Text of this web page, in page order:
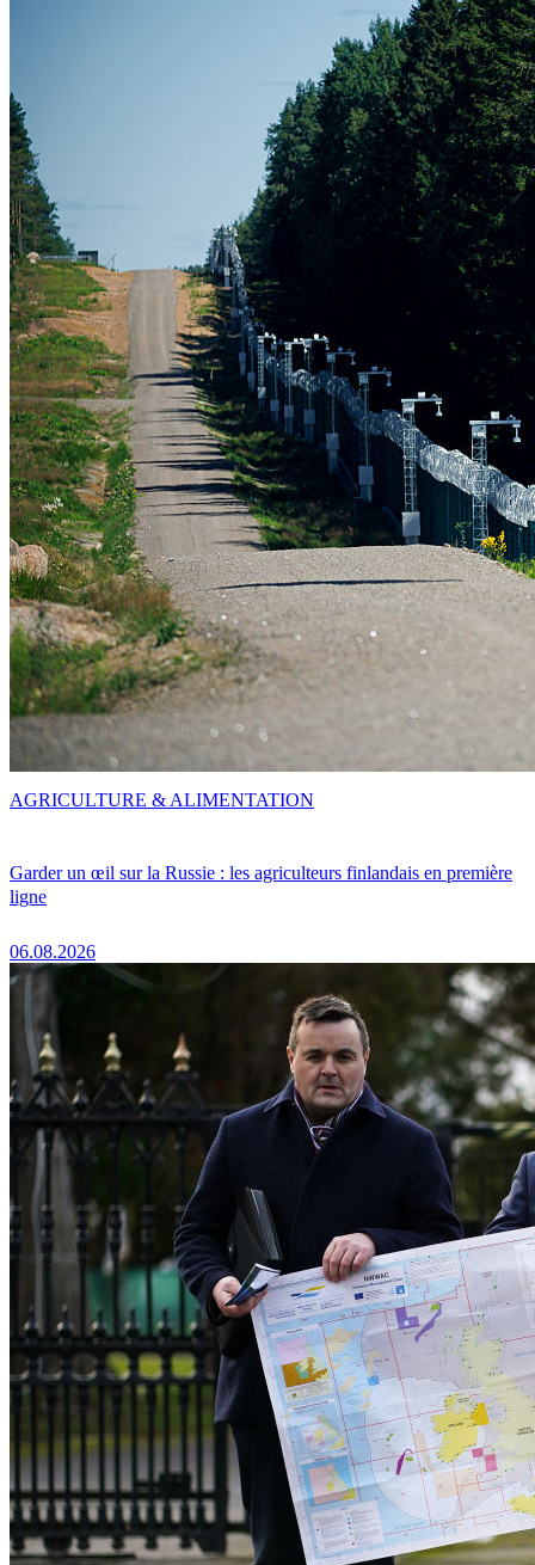
Garder un œil sur la Russie : les agriculteurs finlandais en première
ligne
06.08.2026
AGRICULTURE & ALIMENTATION